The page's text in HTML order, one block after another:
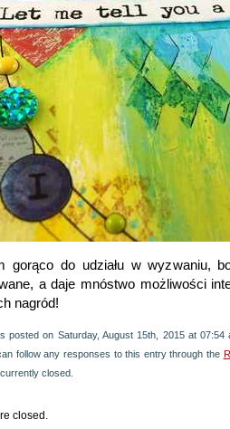
gorąco do udziału w wyzwaniu,
a daje mnóstwo możliwości
nagród!
posted on Saturday, August 15th, 2015 at
can follow any responses to this entry through the
closed.
closed.